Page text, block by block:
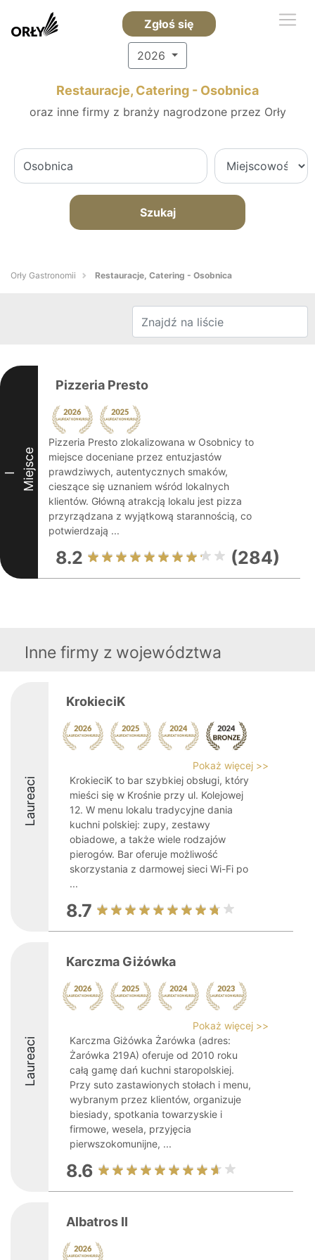
Zgłoś się
2026
Restauracje, Catering - Osobnica
oraz inne firmy z branży nagrodzone przez Orły
Szukaj
Orły Gastronomii Restauracje, Catering - Osobnica
I Miejsce
Pizzeria Presto
Pizzeria Presto zlokalizowana w Osobnicy to
miejsce doceniane przez entuzjastów
prawdziwych, autentycznych smaków,
cieszące się uznaniem wśród lokalnych
klientów. Główną atrakcją lokalu jest pizza
przyrządzana z wyjątkową starannością, co
potwierdzają ...
8.2 (284)
Inne firmy z województwa
Laureaci
KrokieciK
Pokaż więcej >>
KrokieciK to bar szybkiej obsługi, który
mieści się w Krośnie przy ul. Kolejowej
12. W menu lokalu tradycyjne dania
kuchni polskiej: zupy, zestawy
obiadowe, a także wiele rodzajów
pierogów. Bar oferuje możliwość
skorzystania z darmowej sieci Wi-Fi po
...
8.7
Laureaci
Karczma Giżówka
Pokaż więcej >>
Karczma Giżówka Żarówka (adres:
Żarówka 219A) oferuje od 2010 roku
całą gamę dań kuchni staropolskiej.
Przy suto zastawionych stołach i menu,
wybranym przez klientów, organizuje
biesiady, spotkania towarzyskie i
firmowe, wesela, przyjęcia
pierwszokomunijne, ...
8.6
Albatros II